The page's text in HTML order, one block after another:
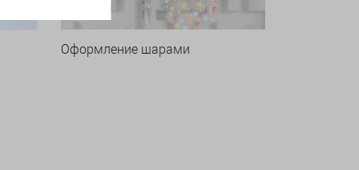
Оформление шарами